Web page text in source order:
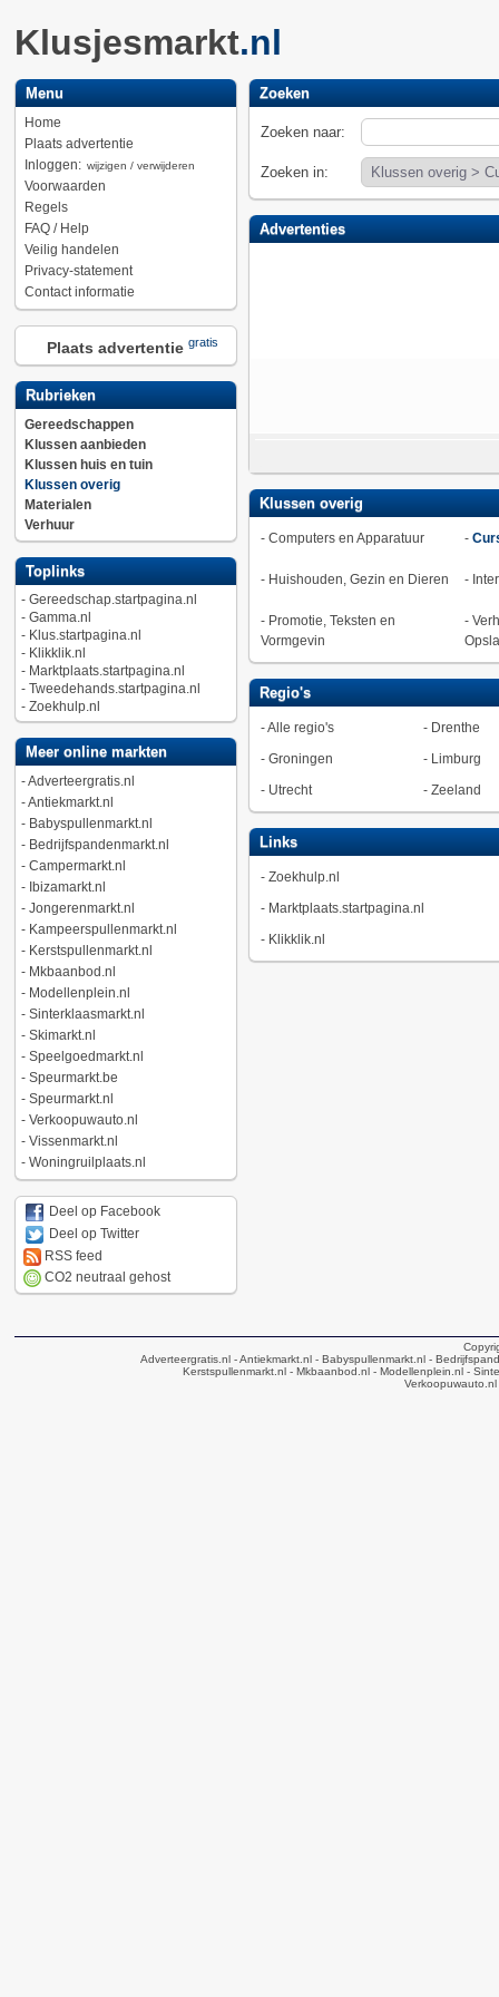
Klusjesmarkt.nl
Menu
Home
Plaats advertentie
Inloggen: wijzigen / verwijderen
Voorwaarden
Regels
FAQ / Help
Veilig handelen
Privacy-statement
Contact informatie
Plaats advertentie gratis
Rubrieken
Gereedschappen
Klussen aanbieden
Klussen huis en tuin
Klussen overig
Materialen
Verhuur
Toplinks
- Gereedschap.startpagina.nl
- Gamma.nl
- Klus.startpagina.nl
- Klikklik.nl
- Marktplaats.startpagina.nl
- Tweedehands.startpagina.nl
- Zoekhulp.nl
Meer online markten
-Adverteergratis.nl
-Antiekmarkt.nl
- Babyspullenmarkt.nl
- Bedrijfspandenmarkt.nl
- Campermarkt.nl
- Ibizamarkt.nl
- Jongerenmarkt.nl
- Kampeerspullenmarkt.nl
- Kerstspullenmarkt.nl
- Mkbaanbod.nl
- Modellenplein.nl
- Sinterklaasmarkt.nl
- Skimarkt.nl
- Speelgoedmarkt.nl
- Speurmarkt.be
- Speurmarkt.nl
- Verkoopuwauto.nl
- Vissenmarkt.nl
- Woningruilplaats.nl
Deel op Facebook
Deel op Twitter
RSS feed
CO2 neutraal gehost
Zoeken
Zoeken naar:
Zoeken in:
Advertenties
Klussen overig
- Computers en Apparatuur -
- Huishouden, Gezin en Dieren -
- Promotie, Teksten en
Vormgevin
-
Opsla
Regio's
-Alle regio's - Drenthe
- Groningen - Limburg
- Utrecht - Zeeland
Links
- Zoekhulp.nl
- Marktplaats.startpagina.nl
- Klikklik.nl
Adverteergratis.nl - Antiekmarkt.nl - Babyspullenmarkt.nl -
Kerstspullenmarkt.nl- Mkbaanbod.nl- Modellenplein.nl-
Verkoopuwauto.nl